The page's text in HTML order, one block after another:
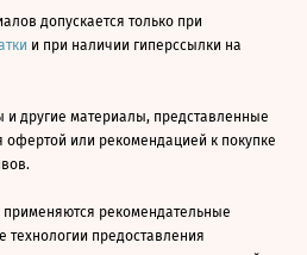
допускается только при
и при наличии гиперссылки на
и другие материалы, представленные
офертой или рекомендацией к покупке
рекомендательные
предоставления